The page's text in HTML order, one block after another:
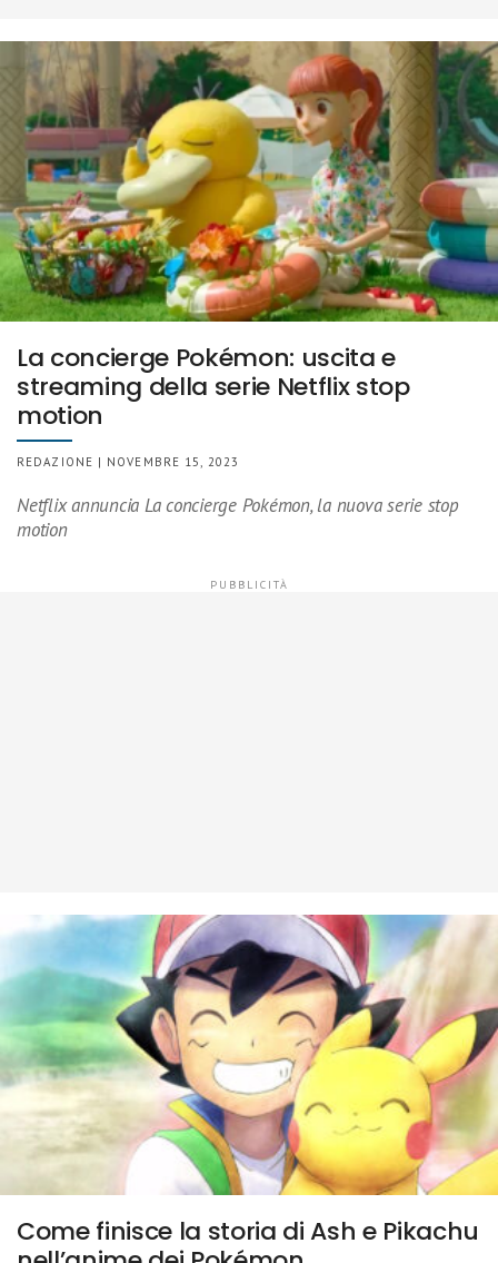
La concierge Pokémon: uscita e
streaming della serie Netflix stop
motion
REDAZIONE | NOVEMBRE 15, 2023
Netflix annuncia La concierge Pokémon, la nuova serie stop
motion
Come finisce la storia di Ash e Pikachu